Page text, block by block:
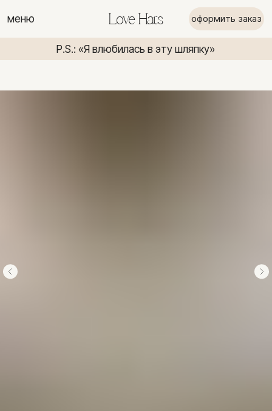
Love Hats
меню оформить заказ
P.S.: «Я влюбилась в эту шляпку» P.S.: «Я